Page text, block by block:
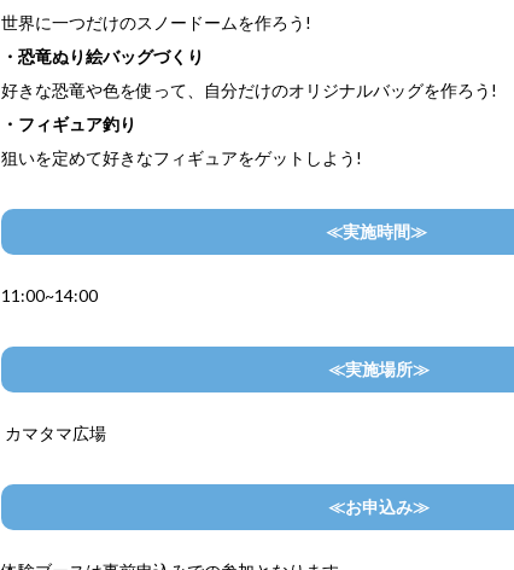
世界に一つだけのスノードームを作ろう!
・恐竜ぬり絵バッグづくり
好きな恐竜や色を使って、自分だけのオリジナルバッグを作ろう!
・フィギュア釣り
狙いを定めて好きなフィギュアをゲットしよう!
≪実施時間≫
11:00~14:00
≪実施場所≫
カマタマ広場
≪お申込み≫